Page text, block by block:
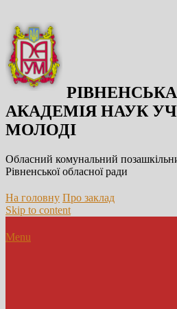
АКАДЕМІЯ НАУК
МОЛОДІ
Обласний комунальний
Рівненської обласної ради
На головну Про заклад
Skip to content
Menu